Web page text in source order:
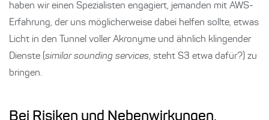
haben wir einen Spezialisten engagiert, jemanden mit AWS-
Erfahrung, der uns möglicherweise dabei helfen sollte, etwas
Licht in den Tunnel voller Akronyme und ähnlich klingender
Dienste (similar sounding services, steht S3 etwa dafür?) zu
bringen.
Bei Risiken und Nebenwirkungen,